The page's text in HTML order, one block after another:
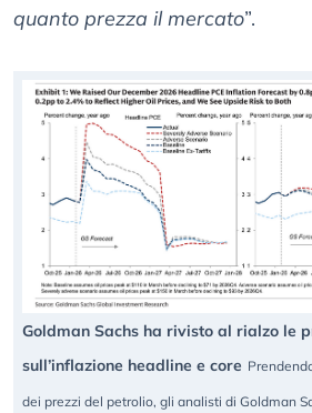
quanto prezza il mercato”.
Goldman Sachs ha rivisto al rialzo le
sull’inflazione headline e core
dei prezzi del petrolio, gli analisti di Goldman